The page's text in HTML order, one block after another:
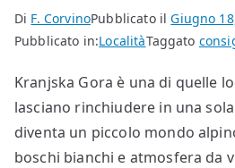
Di F. CorvinoPubblicato ilGiugno
Pubblicato in:LocalitàTaggato
Kranjska Gora è una di quelle
lasciano rinchiudere in una
diventa un piccolo mondo
boschi bianchi e atmosfera da